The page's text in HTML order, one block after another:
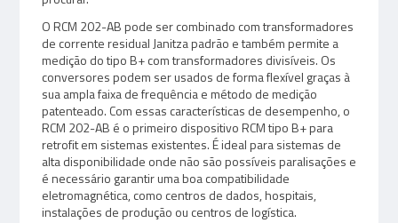
O RCM 202-AB pode ser combinado com transformadores
de corrente residual Janitza padrão e também permite a
medição do tipo B+ com transformadores divisíveis. Os
conversores podem ser usados de forma flexível graças à
sua ampla faixa de frequência e método de medição
patenteado. Com essas características de desempenho, o
RCM 202-AB é o primeiro dispositivo RCM tipo B+ para
retrofit em sistemas existentes. É ideal para sistemas de
alta disponibilidade onde não são possíveis paralisações e
é necessário garantir uma boa compatibilidade
eletromagnética, como centros de dados, hospitais,
instalações de produção ou centros de logística.